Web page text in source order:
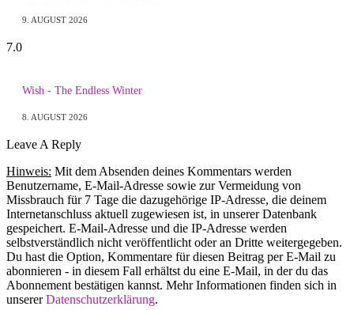
9. AUGUST 2026
7.0
Wish - The Endless Winter
8. AUGUST 2026
Leave A Reply
Hinweis: Mit dem Absenden deines Kommentars werden
Benutzername, E-Mail-Adresse sowie zur Vermeidung von
Missbrauch für 7 Tage die dazugehörige IP-Adresse, die deinem
Internetanschluss aktuell zugewiesen ist, in unserer Datenbank
gespeichert. E-Mail-Adresse und die IP-Adresse werden
selbstverständlich nicht veröffentlicht oder an Dritte weitergegeben.
Du hast die Option, Kommentare für diesen Beitrag per E-Mail zu
abonnieren - in diesem Fall erhältst du eine E-Mail, in der du das
Abonnement bestätigen kannst. Mehr Informationen finden sich in
unsererDatenschutzerklärung.